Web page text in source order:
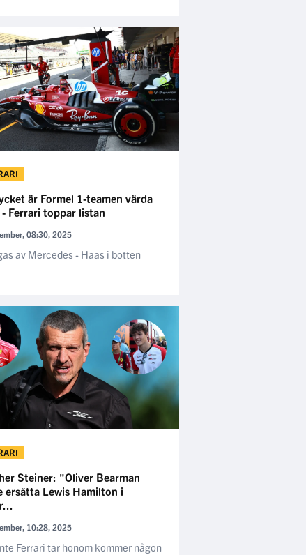
är Formel 1-teamen värda
Ferrari toppar listan
08:30, 2025
av Mercedes - Haas i botten
Steiner: "Oliver Bearman
ersätta Lewis Hamilton i
10:28, 2025
Ferrari tar honom kommer någon